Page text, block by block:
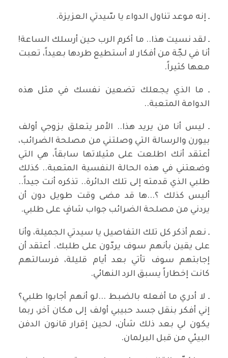
ـ إنه موعد تناول الدواء يا سّيدتي العزيزة.
ـ لقد نسيت هذا.. ما أكرم الرب حين أرسلك الساعة!
أنا في لجّة من أفكار لا أستطيع طردها بعيداً، تعبت
معها كثيراً.
ـ ما الذي يجعلك تضعين نفسك في مثل هذه
الدوامة المتعبة..
ـ ليس أنا من يريد هذا.. الأمر يتعلق بزوجي أولف
بيورن والرسالة التي وصلتني من مصلحة الضرائب،
أعتقد أنك اطلعت على مثيلاتها سابقاً، هي التي
وضعتني في هذه الحالة النفسية المتعبة.. كذلك
طلبي الذي قدمته إلى تلك الدائرة.. تذكره أنت جيداً..
أليس كذلك ؟...ها قد مضى وقت طويل دون أن
يردني من مصلحة الضرائب جواب شافٍ على طلبي.
ـ نعم أذكر كل تلك التفاصيل يا سيدتي الجميلة، وأنا
على يقين بأنهم سوف يردّون على طلبك. أعتقد أن
إجابتهم سوف تأتي بعد أيام قليلة، فرسالتهم
كانت إخطاراً يسبق الرد النهائي.
ـ لا أدري ما أفعله بالضبط ...لو أنهم أجابوا طلبي؟
إني أفكر بنقل جسد حبيبي أولف إلى مكان آخر، ربما
يكون لي بعد ذلك شأن، لحين إقرار قانون الدفن
البيئي من قبل البرلمان.